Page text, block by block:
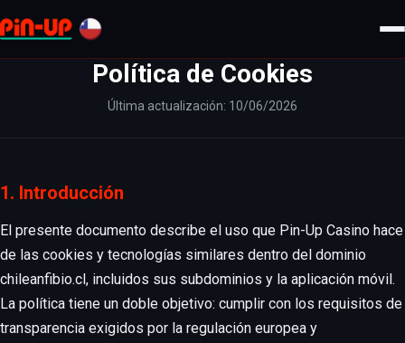
Política de Cookies
Última actualización: 10/06/2026
1. Introducción
El presente documento describe el uso que Pin-Up Casino hace
de las cookies y tecnologías similares dentro del dominio
chileanfibio.cl, incluidos sus subdominios y la aplicación móvil.
La política tiene un doble objetivo: cumplir con los requisitos de
transparencia exigidos por la regulación europea y